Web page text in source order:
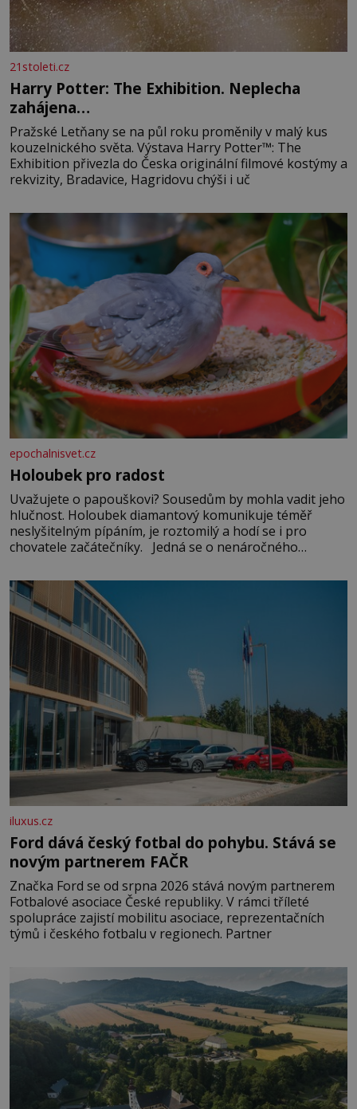
21stoleti.cz
Harry Potter: The Exhibition. Neplecha
zahájena…
Pražské Letňany se na půl roku proměnily v malý kus
kouzelnického světa. Výstava Harry Potter™: The
Exhibition přivezla do Česka originální filmové kostýmy a
rekvizity, Bradavice, Hagridovu chýši i uč
epochalnisvet.cz
Holoubek pro radost
Uvažujete o papouškovi? Sousedům by mohla vadit jeho
hlučnost. Holoubek diamantový komunikuje téměř
neslyšitelným pípáním, je roztomilý a hodí se i pro
chovatele začátečníky. Jedná se o nenáročného
času tráví na zemi, kde sbírá zbytky semínek Jeho
domovinou je prakticky celá Austrálie s výjimkou
pobřežní oblasti.
iluxus.cz
Ford dává český fotbal do pohybu. Stává se
novým partnerem FAČR
Značka Ford se od srpna 2026 stává novým partnerem
Fotbalové asociace České republiky. V rámci tříleté
spolupráce zajistí mobilitu asociace, reprezentačních
týmů i českého fotbalu v regionech. Partner